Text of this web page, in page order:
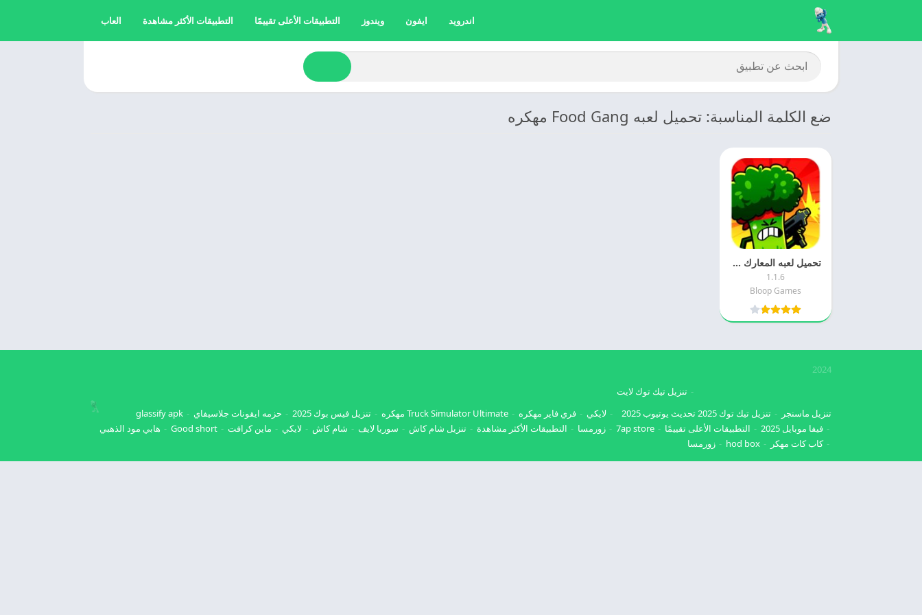
اندرويد ايفون ويندوز التطبيقات الأعلى تقييمًا التطبيقات الأكثر مشاهدة العاب
ضع الكلمة المناسبة: تحميل لعبه Food Gang مهكره
تحميل لعبه المعارك 2025 Food Gang مهكره اخر اصدار مجانا
1.1.6
Bloop Games
2024
تنزيل ماسنجر تنزيل تيك توك 2025
تنزيل تيك توك لايت
تحديث يوتيوب 2025
لايكي فري فاير مهكره Truck Simulator Ultimate مهكره تنزيل فيس بوك 2025 حزمه ايقونات جلاسيفاي
glassify apk
فيفا موبايل 2025
التطبيقات الأعلى تقييمًا 7ap store زورمسا التطبيقات الأكثر مشاهدة تنزيل شام كاش سوريا لايف شام كاش لايكي ماين كرافت Good short
هابي مود الذهبي
كاب كات مهكر
hod box زورمسا